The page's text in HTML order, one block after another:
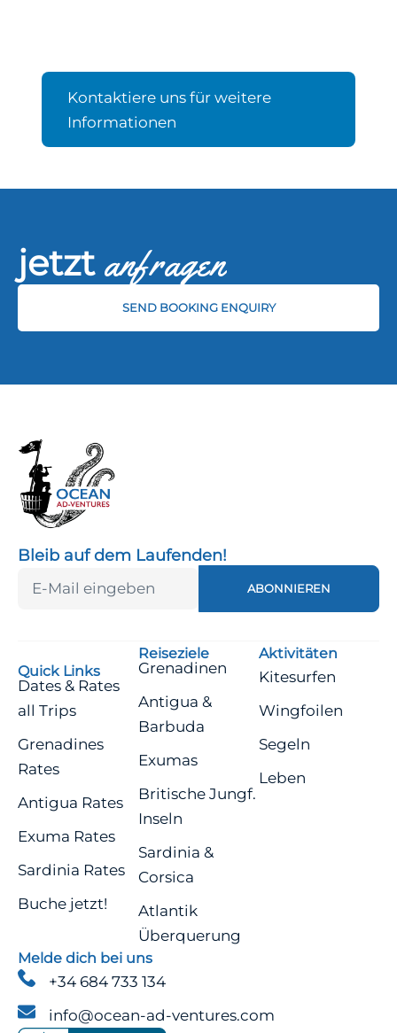
Kontaktiere uns für weitere
Informationen
jetzt anfragen
SEND BOOKING ENQUIRY
Bleib auf dem Laufenden!
ABONNIEREN
Quick Links
Dates & Rates
all Trips
Grenadines
Rates
Antigua Rates
Exuma Rates
Sardinia Rates
Buche jetzt!
Reiseziele
Grenadinen
Antigua &
Barbuda
Exumas
Britische Jungf.
Inseln
Sardinia &
Corsica
Atlantik
Überquerung
Aktivitäten
Kitesurfen
Wingfoilen
Segeln
Leben
Melde dich bei uns
+34 684 733 134
info@ocean-ad-ventures.com